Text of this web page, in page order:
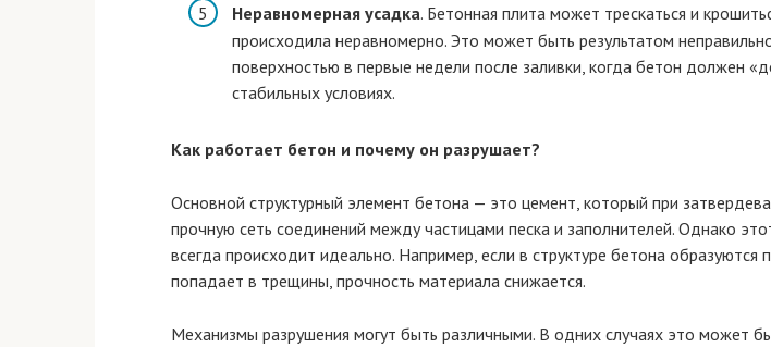
Неравномерная усадка. Бетонная плита может трескаться и
происходила неравномерно. Это может быть результатом
поверхностью в первые недели после заливки, когда бетон должен
стабильных условиях.
Как работает бетон и почему он разрушает?
Основной структурный элемент бетона — это цемент, который при
прочную сеть соединений между частицами песка и заполнителей. Однако
всегда происходит идеально. Например, если в структуре бетона образуются
попадает в трещины, прочность материала снижается.
Механизмы разрушения могут быть различными. В одних случаях это может